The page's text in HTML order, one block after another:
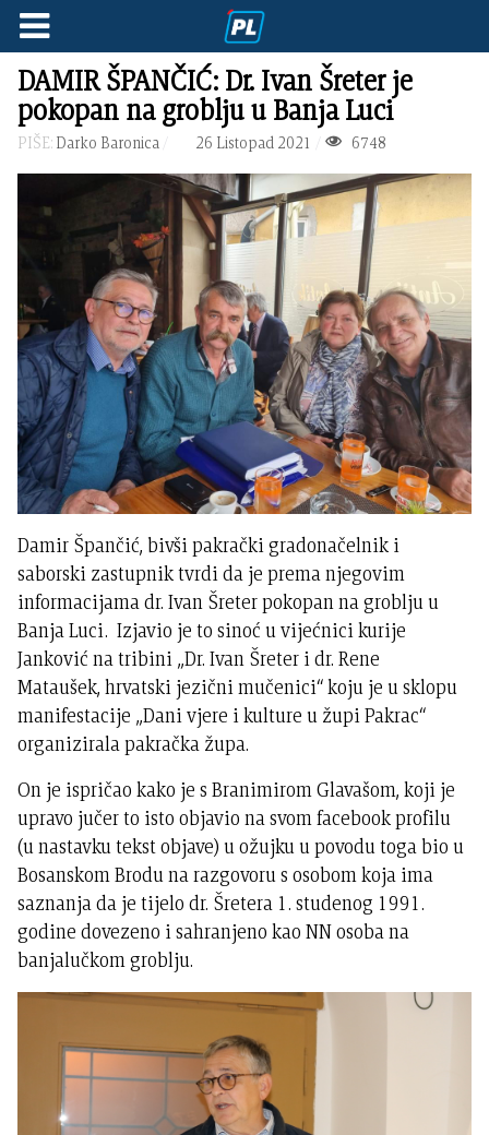
DAMIR ŠPANČIĆ: Dr. Ivan Šreter je
pokopan na groblju u Banja Luci
PIŠE: Darko Baronica 26 Listopad 2021 6748
Damir Špančić, bivši pakrački gradonačelnik i
saborski zastupnik tvrdi da je prema njegovim
informacijama dr. Ivan Šreter pokopan na groblju u
Banja Luci. Izjavio je to sinoć u vijećnici kurije
Janković na tribini „Dr. Ivan Šreter i dr. Rene
Mataušek, hrvatski jezični mučenici“ koju je u sklopu
manifestacije „Dani vjere i kulture u župi Pakrac“
organizirala pakračka župa.
On je ispričao kako je s Branimirom Glavašom, koji je
upravo jučer to isto objavio na svom facebook profilu
(u nastavku tekst objave) u ožujku u povodu toga bio u
Bosanskom Brodu na razgovoru s osobom koja ima
saznanja da je tijelo dr. Šretera 1. studenog 1991.
godine dovezeno i sahranjeno kao NN osoba na
banjalučkom groblju.